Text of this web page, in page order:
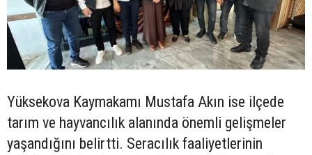
Yüksekova Kaymakamı Mustafa Akın ise ilçede
tarım ve hayvancılık alanında önemli gelişmeler
yaşandığını belirtti. Seracılık faaliyetlerinin